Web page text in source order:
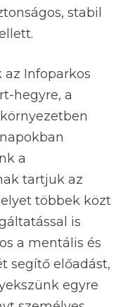
stabil
az Infoparkos
hegyre, a
a
tartjuk az
többek közt
is
a mentális és
segítő előadást,
egyre